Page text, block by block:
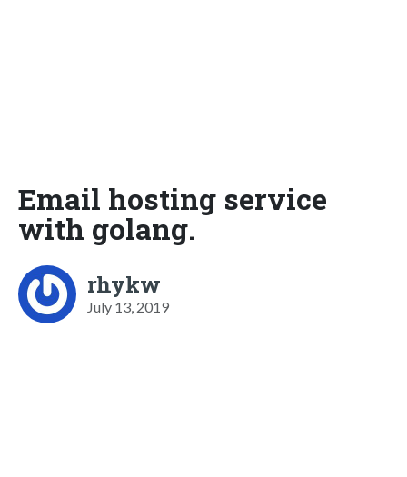
Email hosting service
with golang.
rhykw
July 13, 2019